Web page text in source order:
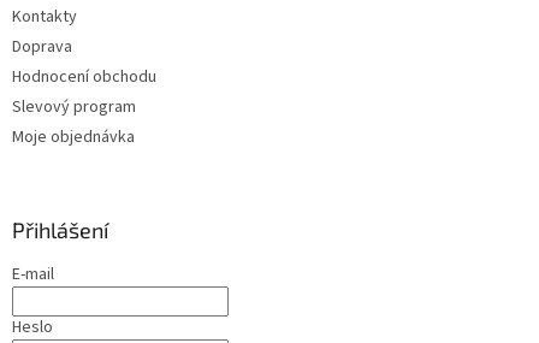
Kontakty
Doprava
Hodnocení obchodu
Slevový program
Moje objednávka
Přihlášení
E-mail
Heslo